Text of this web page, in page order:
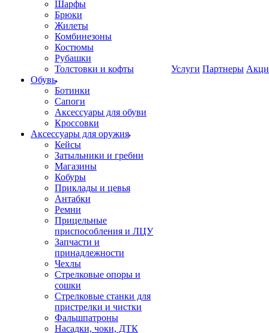
Шарфы
Брюки
Жилеты
Комбинезоны
Костюмы
Рубашки
Толстовки и кофты
Обувь
Ботинки
Сапоги
Аксессуары для обуви
Кроссовки
Аксессуары для оружия
Кейсы
Затыльники и гребни
Магазины
Кобуры
Приклады и цевья
Антабки
Ремни
Прицельные
приспособления и ЛЦУ
Запчасти и
принадлежности
Чехлы
Стрелковые опоры и
сошки
Стрелковые станки для
пристрелки и чистки
Фальшпатроны
Насадки, чоки, ДТК
Услуги Партнеры